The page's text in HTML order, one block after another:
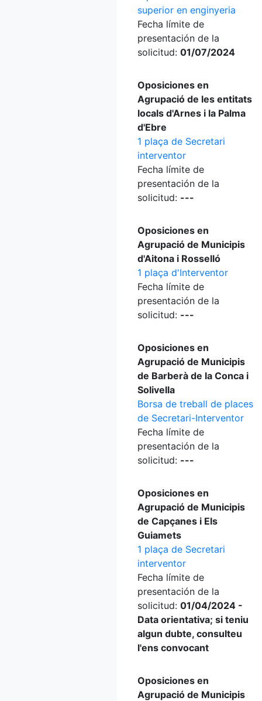
superior en enginyeria
Fecha límite de
presentación de la
solicitud: 01/07/2024
Oposiciones en
Agrupació de les entitats
locals d'Arnes i la Palma
d'Ebre
1 plaça de Secretari
interventor
Fecha límite de
presentación de la
solicitud: ---
Oposiciones en
Agrupació de Municipis
d'Aitona i Rosselló
1 plaça d'Interventor
Fecha límite de
presentación de la
solicitud: ---
Oposiciones en
Agrupació de Municipis
de Barberà de la Conca i
Solivella
Borsa de treball de places
de Secretari-Interventor
Fecha límite de
presentación de la
solicitud: ---
Oposiciones en
Agrupació de Municipis
de Capçanes i Els
Guiamets
1 plaça de Secretari
interventor
Fecha límite de
presentación de la
solicitud: 01/04/2024 -
Data orientativa; si teniu
algun dubte, consulteu
l'ens convocant
Oposiciones en
Agrupació de Municipis